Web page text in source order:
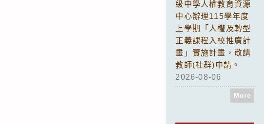
級中學人權教育資源
中心辦理115學年度
上學期「人權及轉型
正義課程入校推廣計
畫」實施計畫，敬請
教師(社群)申請。
2026-08-06
More